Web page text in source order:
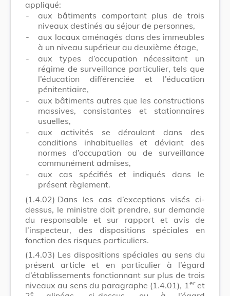
appliqué:
-
aux bâtiments comportant plus de trois
niveaux destinés au séjour de personnes,
-
aux locaux aménagés dans des immeubles
à un niveau supérieur au deuxième étage,
-
aux types d’occupation nécessitant un
régime de surveillance particulier, tels que
l’éducation différenciée et l’éducation
pénitentiaire,
-
aux bâtiments autres que les constructions
massives, consistantes et stationnaires
usuelles,
-
aux activités se déroulant dans des
conditions inhabituelles et déviant des
normes d’occupation ou de surveillance
communément admises,
-
aux cas spécifiés et indiqués dans le
présent règlement.
(1.4.02) Dans les cas d’exceptions visés ci-
dessus, le ministre doit prendre, sur demande
du responsable et sur rapport et avis de
l’inspecteur, des dispositions spéciales en
fonction des risques particuliers.
(1.4.03) Les dispositions spéciales au sens du
présent article et en particulier à l’égard
d’établissements fonctionnant sur plus de trois
niveaux au sens du paragraphe (1.4.01), 1 eret
e